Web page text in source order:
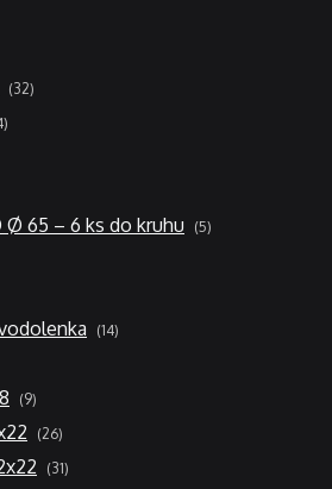
3232
produktů
24
produktů
Ø 65 – 6 ks do kruhu 55
produktů
1414
produktů
99
produktů
2626
produktů
3131
produktů